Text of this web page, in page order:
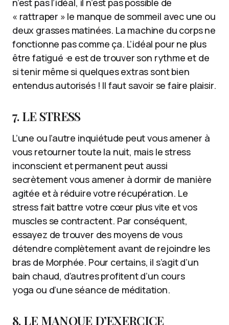
n’est pas l’idéal, il n’est pas possible de
« rattraper » le manque de sommeil avec une ou
deux grasses matinées. La machine du corps ne
fonctionne pas comme ça. L’idéal pour ne plus
être fatigué ·e est de trouver son rythme et de
si tenir même si quelques extras sont bien
entendus autorisés ! Il faut savoir se faire plaisir.
7. LE STRESS
L’une ou l’autre inquiétude peut vous amener à
vous retourner toute la nuit, mais le stress
inconscient et permanent peut aussi
secrètement vous amener à dormir de manière
agitée et à réduire votre récupération. Le
stress fait battre votre cœur plus vite et vos
muscles se contractent. Par conséquent,
essayez de trouver des moyens de vous
détendre complètement avant de rejoindre les
bras de Morphée. Pour certains, il s’agit d’un
bain chaud, d’autres profitent d’un cours
yoga ou d’une séance de méditation.
8. LE MANQUE D’EXERCICE